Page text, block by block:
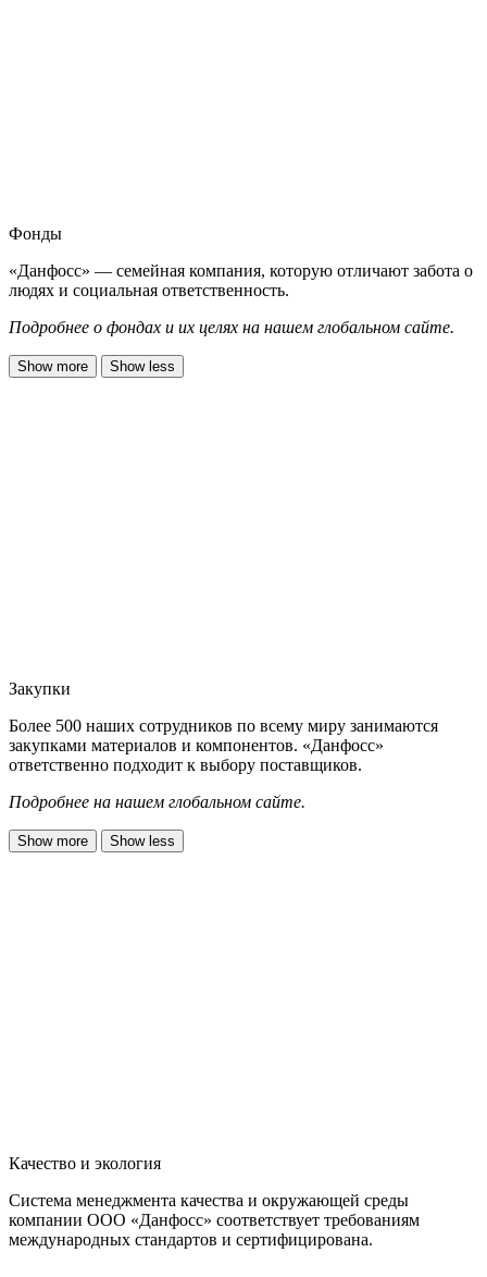
Фонды
«Данфосс» — семейная компания, которую отличают забота о
людях и социальная ответственность.
Подробнее о фондах и их целях на нашем глобальном сайте.
Show more Show less
Закупки
Более 500 наших сотрудников по всему миру занимаются
закупками материалов и компонентов. «Данфосс»
ответственно подходит к выбору поставщиков.
Подробнее на нашем глобальном сайте.
Show more Show less
Качество и экология
Система менеджмента качества и окружающей среды
компании ООО «Данфосс» соответствует требованиям
международных стандартов и сертифицирована.